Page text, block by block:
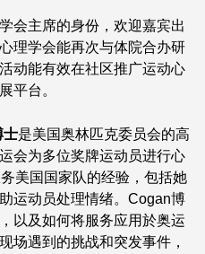
会主席的身份，欢迎嘉宾出
理学会能再次与体院合办研
动能有效在社区推广运动心
平台。
士是美国奥林匹克委员会的高
会为多位奖牌运动员进行心
美国国家队的经验，包括她
运动员处理情绪。Cogan博
以及如何将服务应用於奥运
场遇到的挑战和突发事件，